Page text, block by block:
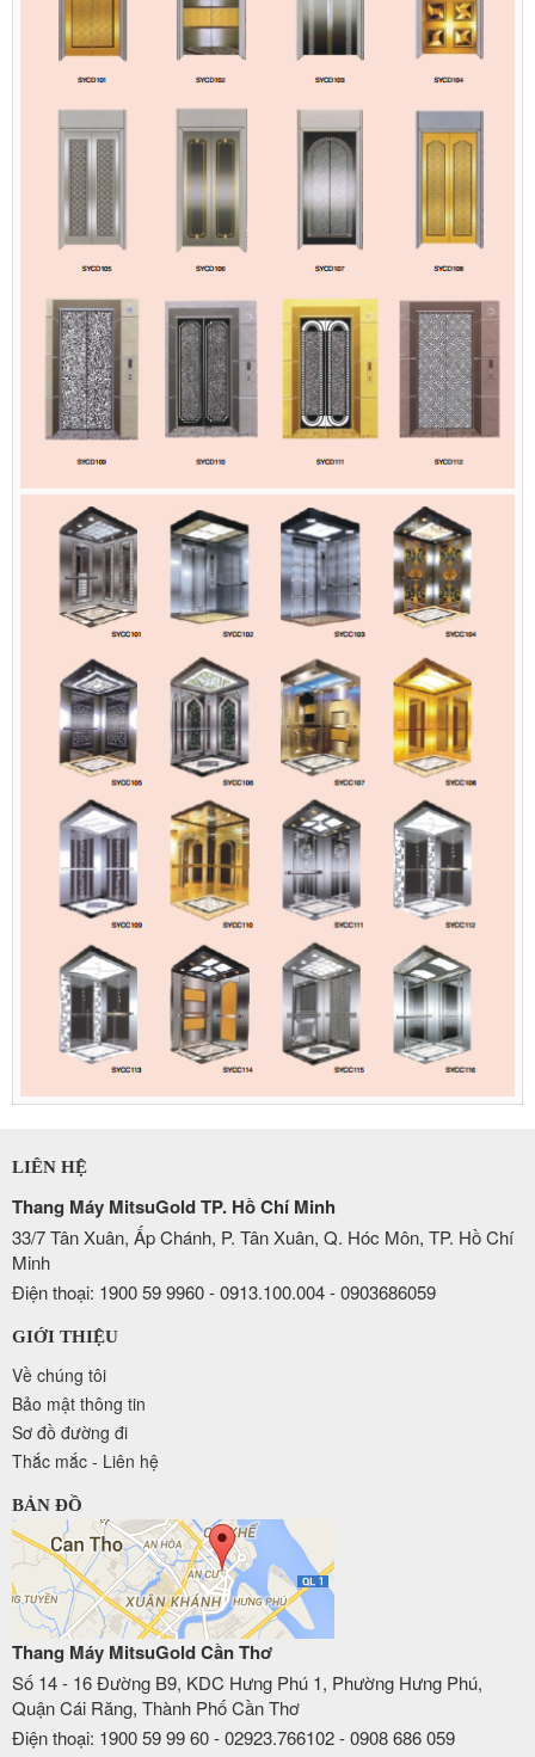
LIÊN HỆ
Thang Máy MitsuGold TP. Hồ Chí Minh
33/7 Tân Xuân, Ấp Chánh, P. Tân Xuân, Q. Hóc Môn, TP. Hồ Chí
Minh
Điện thoại: 1900 59 9960 - 0913.100.004 - 0903686059
GIỚI THIỆU
Về chúng tôi
Bảo mật thông tin
Sơ đồ đường đi
Thắc mắc - Liên hệ
BẢN ĐỒ
Thang Máy MitsuGold Cần Thơ
Số 14 - 16 Đường B9, KDC Hưng Phú 1, Phường Hưng Phú,
Quận Cái Răng, Thành Phố Cần Thơ
Điện thoại: 1900 59 99 60 - 02923.766102 - 0908 686 059